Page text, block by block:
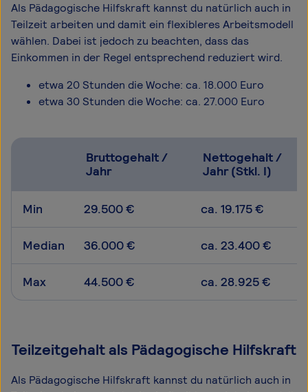
Als Pädagogische Hilfskraft kannst du natürlich auch in
Teilzeit arbeiten und damit ein flexibleres Arbeitsmodell
wählen. Dabei ist jedoch zu beachten, dass das
Einkommen in der Regel entsprechend reduziert wird.
etwa 20 Stunden die Woche: ca. 18.000 Euro
etwa 30 Stunden die Woche: ca. 27.000 Euro
Bruttogehalt /
Jahr
Nettogehalt /
Jahr (Stkl. I)
Min 29.500 € ca. 19.175 €
Median 36.000 € ca. 23.400 €
Max 44.500 € ca. 28.925 €
Teilzeitgehalt als Pädagogische Hilfskraft
Als Pädagogische Hilfskraft kannst du natürlich auch in